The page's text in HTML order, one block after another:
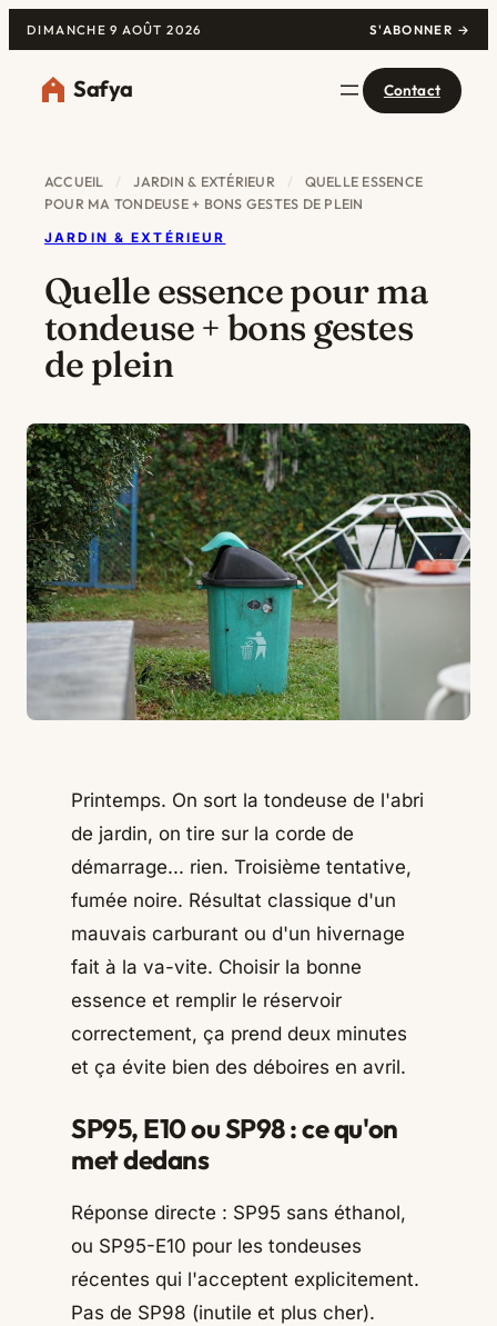
DIMANCHE 9 AOÛT 2026 S'ABONNER →
Safya Contact
ACCUEIL / JARDIN & EXTÉRIEUR /
QUELLE ESSENCE
POUR MA TONDEUSE + BONS GESTES DE PLEIN
JARDIN & EXTÉRIEUR
Quelle essence pour ma
tondeuse + bons gestes
de plein
Printemps. On sort la tondeuse de l'abri
de jardin, on tire sur la corde de
démarrage... rien. Troisième tentative,
fumée noire. Résultat classique d'un
mauvais carburant ou d'un hivernage
fait à la va-vite. Choisir la bonne
essence et remplir le réservoir
correctement, ça prend deux minutes
et ça évite bien des déboires en avril.
SP95, E10 ou SP98 : ce qu'on
met dedans
Réponse directe : SP95 sans éthanol,
ou SP95-E10 pour les tondeuses
récentes qui l'acceptent explicitement.
Pas de SP98 (inutile et plus cher).